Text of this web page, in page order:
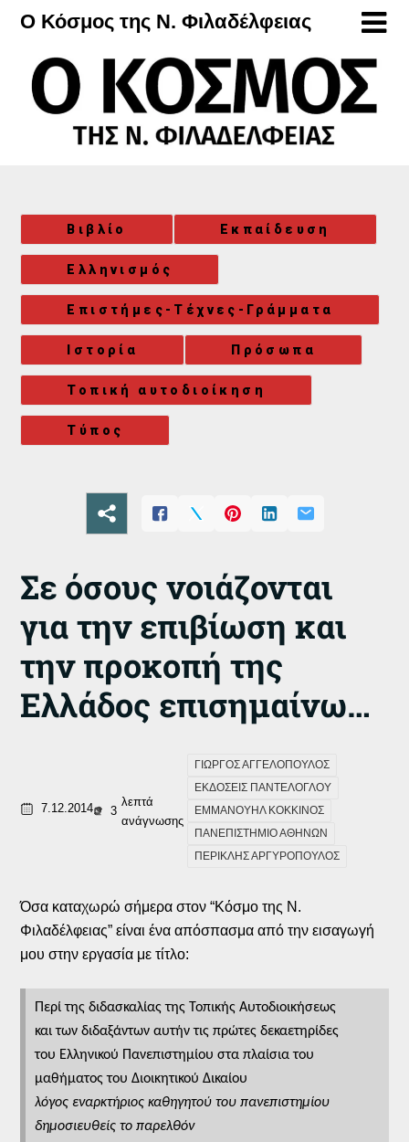
Μετάβαση
περιεχόμενο
Ο Κόσμος της Ν. Φιλαδέλφειας
Βιβλίο Εκπαίδευση
Ελληνισμός
Επιστήμες-Τέχνες-Γράμματα
Ιστορία Πρόσωπα
Τοπική αυτοδιοίκηση
Τύπος
Σε όσους νοιάζονται
για την επιβίωση και
την προκοπή της
Ελλάδος επισημαίνω…
7.12.2014 3
λεπτά
ανάγνωσης
ΓΙΩΡΓΟΣ ΑΓΓΕΛΟΠΟΥΛΟΣ
ΕΚΔΟΣΕΙΣ ΠΑΝΤΕΛΟΓΛΟΥ
ΕΜΜΑΝΟΥΗΛ ΚΟΚΚΙΝΟΣ
ΠΑΝΕΠΙΣΤΗΜΙΟ ΑΘΗΝΩΝ
ΠΕΡΙΚΛΗΣ ΑΡΓΥΡΟΠΟΥΛΟΣ
Όσα καταχωρώ σήμερα στον “Κόσμο της Ν.
Φιλαδέλφειας” είναι ένα απόσπασμα από την εισαγωγή
μου στην εργασία με τίτλο:
Περί της διδασκαλίας της Τοπικής Αυτοδιοικήσεως
και των διδαξάντων αυτήν τις πρώτες δεκαετηρίδες
του Ελληνικού Πανεπιστημίου στα πλαίσια του
μαθήματος του Διοικητικού Δικαίου
λόγος εναρκτήριος καθηγητού του πανεπιστημίου
δημοσιευθείς το παρελθόν